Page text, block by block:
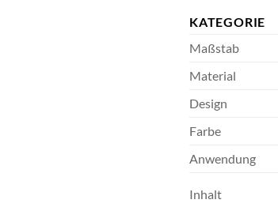
KATEGORIE
Maßstab
Material
Design
Farbe
Anwendung
Inhalt